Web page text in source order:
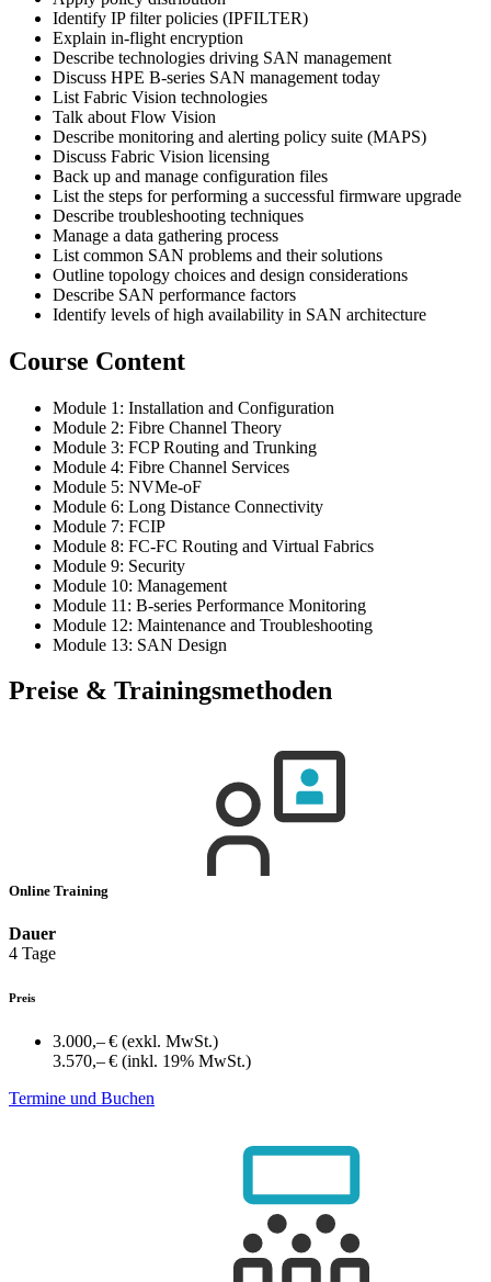
Identify IP filter policies (IPFILTER)
Explain in-flight encryption
Describe technologies driving SAN management
Discuss HPE B-series SAN management today
List Fabric Vision technologies
Talk about Flow Vision
Describe monitoring and alerting policy suite (MAPS)
Discuss Fabric Vision licensing
Back up and manage configuration files
List the steps for performing a successful firmware upgrade
Describe troubleshooting techniques
Manage a data gathering process
List common SAN problems and their solutions
Outline topology choices and design considerations
Describe SAN performance factors
Identify levels of high availability in SAN architecture
Course Content
Module 1: Installation and Configuration
Module 2: Fibre Channel Theory
Module 3: FCP Routing and Trunking
Module 4: Fibre Channel Services
Module 5: NVMe-oF
Module 6: Long Distance Connectivity
Module 7: FCIP
Module 8: FC-FC Routing and Virtual Fabrics
Module 9: Security
Module 10: Management
Module 11: B-series Performance Monitoring
Module 12: Maintenance and Troubleshooting
Module 13: SAN Design
Preise & Trainingsmethoden
Online Training
Dauer
4 Tage
Preis
3.000,– € (exkl. MwSt.)
3.570,– € (inkl. 19% MwSt.)
Termine und Buchen